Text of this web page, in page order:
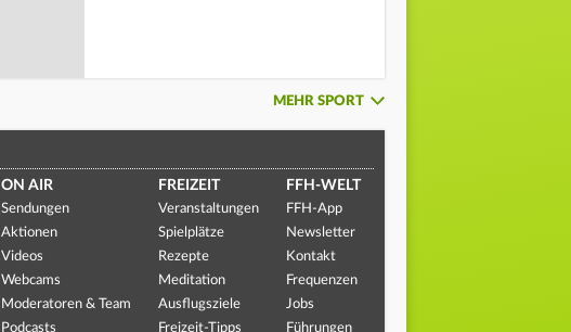
MEHR SPORT
ON AIR
Sendungen
Aktionen
Videos
Webcams
Moderatoren & Team
Podcasts
FREIZEIT
Veranstaltungen
Spielplätze
Rezepte
Meditation
Ausflugsziele
Freizeit-Tipps
FFH-WELT
FFH-App
Newsletter
Kontakt
Frequenzen
Jobs
Führungen